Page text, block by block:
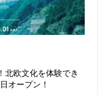
北欧文化を体験でき
オープン！